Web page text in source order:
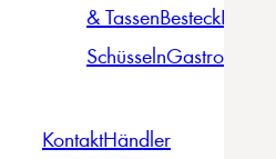
& TassenBesteckBowls &
SchüsselnGastro
KontaktHändler